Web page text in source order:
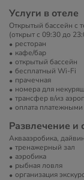
Услуги в отеле
Открытый бассейн с
(открыт с 09:30 до
ресторан
кафе/бар
открытый бассейн
бесплатный Wi-Fi
прачечная
номера для
трансфер в/из
оплата платежными
Развлечение и
Аквааэробика,
тренажерный зал
аэробика
рыбная ловля
организация